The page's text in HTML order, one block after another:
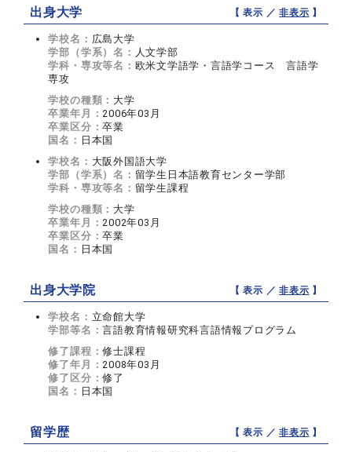
出身大学 【 表示 ／非表示 】
学校名： 広島大学
学部（学系）名： 人文学部
学科・専攻等名： 欧米文学語学・言語学コース 言語学
専攻
学校の種類： 大学
卒業年月：2006年03月
卒業区分：卒業
国名： 日本国
学校名： 大阪外国語大学
学部（学系）名： 留学生日本語教育センター学部
学科・専攻等名： 留学生課程
学校の種類： 大学
卒業年月：2002年03月
卒業区分：卒業
国名： 日本国
出身大学院 【 表示 ／非表示 】
学校名： 立命館大学
学部等名：言語教育情報研究科言語情報プログラム
修了課程：修士課程
修了年月：2008年03月
修了区分：修了
国名： 日本国
留学歴 【 表示 ／非表示 】